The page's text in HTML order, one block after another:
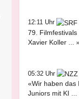
12:11 Uhr
79.
Xavier Koller ...
05:32 Uhr
«Wir haben das
Juniors mit KI ...